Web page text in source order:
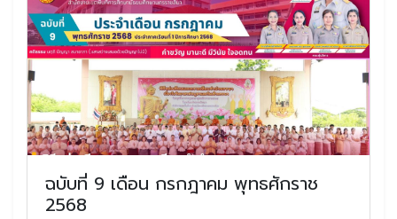
ฉบับที่ 9 เดือน กรกฎาคม พุทธศักราช
2568